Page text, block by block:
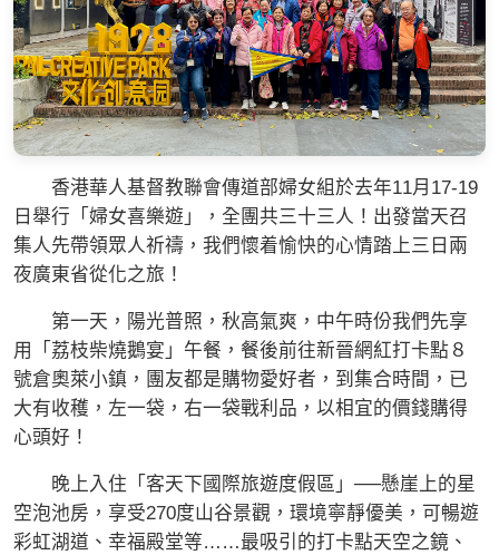
香港華人基督教聯會傳道部婦女組於去年11月17-19
日舉行「婦女喜樂遊」，全團共三十三人！出發當天召
集人先帶領眾人祈禱，我們懷着愉快的心情踏上三日兩
夜廣東省從化之旅！
第一天，陽光普照，秋高氣爽，中午時份我們先享
用「荔枝柴燒鵝宴」午餐，餐後前往新晉網紅打卡點８
號倉奧萊小鎮，團友都是購物愛好者，到集合時間，已
大有收穫，左一袋，右一袋戰利品，以相宜的價錢購得
心頭好！
晚上入住「客天下國際旅遊度假區」──懸崖上的星
空泡池房，享受270度山谷景觀，環境寧靜優美，可暢遊
彩虹湖道、幸福殿堂等……最吸引的打卡點天空之鏡、